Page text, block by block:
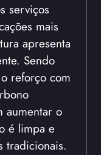
serviços
mais
apresenta
Sendo
reforço com
aumentar o
é limpa e
tradicionais.